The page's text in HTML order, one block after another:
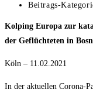
Beitrags-
Kolping Europa zur
der Geflüchteten in
Köln – 11.02.2021
In der aktuellen